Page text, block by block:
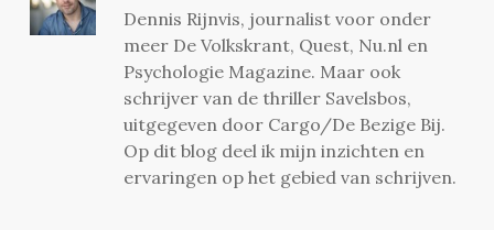
Dennis Rijnvis, journalist voor onder
meer De Volkskrant, Quest, Nu.nl en
Psychologie Magazine. Maar ook
schrijver van de thriller Savelsbos,
uitgegeven door Cargo/De Bezige Bij.
Op dit blog deel ik mijn inzichten en
ervaringen op het gebied van schrijven.